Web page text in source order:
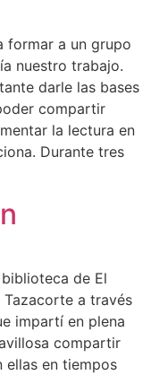
formar a un grupo
nuestro trabajo.
darle las bases
compartir
la lectura en
Durante tres
de El
a través
impartí en plena
compartir
ellas en tiempos